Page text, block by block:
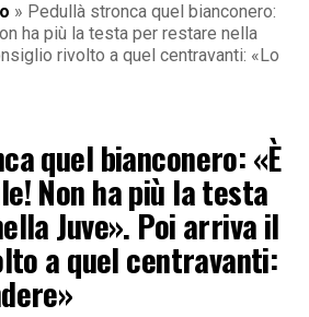
» Pedullà stronca quel bianconero:
ha più la testa per restare nella
rivolto a quel centravanti: «Lo
quel bianconero: «È
Non ha più la testa
Juve». Poi arriva il
a quel centravanti: